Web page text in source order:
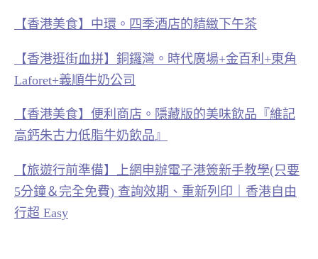
【香港美食】中環。四季酒店的精緻下午茶
【香港逛街血拼】銅鑼灣。時代廣場+金百利+東角
Laforet+義順牛奶公司
【香港美食】便利商店。隱藏版的美味飲品『維記
高鈣朱古力低脂牛奶飲品』
【旅遊行前準備】上網申辦電子港簽新手教學(只要
5分鐘＆完全免費) 查詢效期、重新列印｜香港自由
行超 Easy